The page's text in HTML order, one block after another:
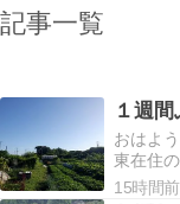
記事一覧
１週
おはよ
東在住
まり日
15時間前